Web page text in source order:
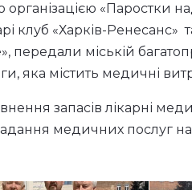
«Паростки
клуб «Харків-Ренесанс»
передали міській
яка містить медичні
запасів лікарні
медичних послуг